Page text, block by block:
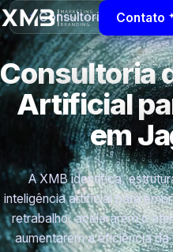
Contato
Consultoria de
Consultoria
Artificial
em
A XMB identifica,
inteligência artificial para
retrabalho, acelerarem o
aumentarem a eficiência